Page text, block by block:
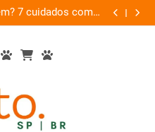
7 cuidados com o
membro da família